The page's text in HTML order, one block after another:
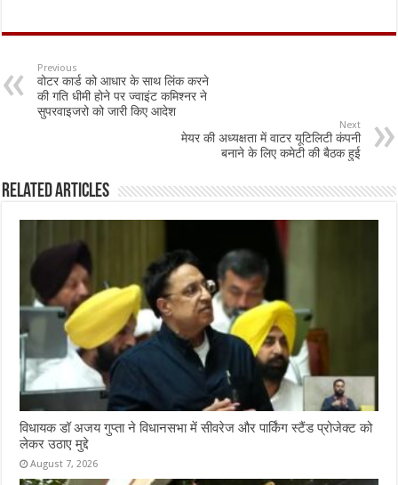
e
b
o
o
at
sA
p
p
ai
l
ar
e
Previous
वोटर कार्ड को आधार के साथ लिंक करने
की गति धीमी होने पर ज्वाइंट कमिश्नर ने
सुपरवाइजरो को जारी किए आदेश
Next
मेयर की अध्यक्षता में वाटर यूटिलिटी कंपनी
बनाने के लिए कमेटी की बैठक हुई
Related Articles
विधायक डॉ अजय गुप्ता ने विधानसभा में सीवरेज और पार्किंग स्टैंड प्रोजेक्ट को
लेकर उठाए मुद्दे
August 7, 2026